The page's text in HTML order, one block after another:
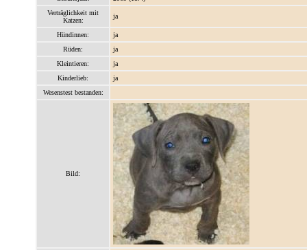
Verträglichkeit mit
Katzen:
ja
Hündinnen:
ja
Rüden:
ja
Kleintieren:
ja
Kinderlieb:
ja
Wesenstest bestanden:
Bild: